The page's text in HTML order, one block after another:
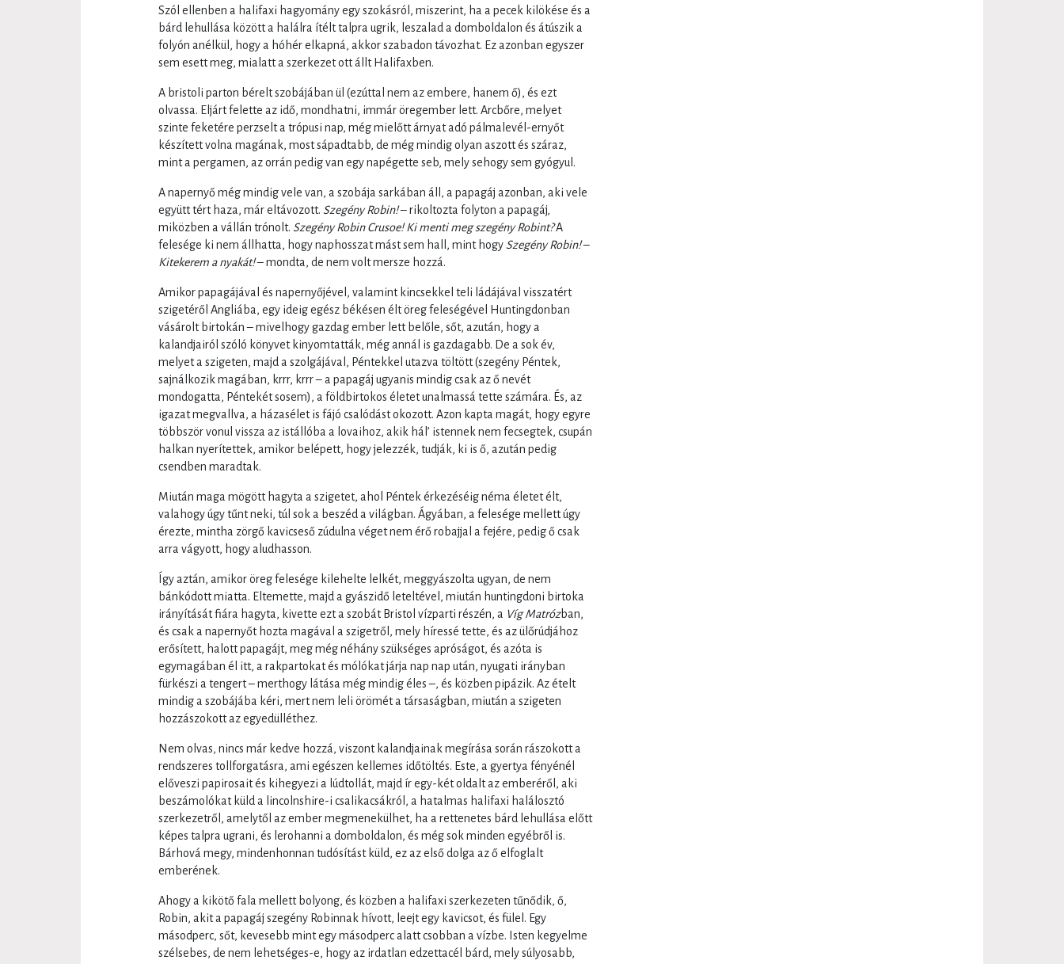
Szól ellenben a halifaxi hagyomány egy szokásról, miszerint, ha a pecek kilökése és a
bárd lehullása között a halálra ítélt talpra ugrik, leszalad a domboldalon és átúszik a
folyón anélkül, hogy a hóhér elkapná, akkor szabadon távozhat. Ez azonban egyszer
sem esett meg, mialatt a szerkezet ott állt Halifaxben.
A bristoli parton bérelt szobájában ül (ezúttal nem az embere, hanem ő), és ezt
olvassa. Eljárt felette az idő, mondhatni, immár öregember lett. Arcbőre, melyet
szinte feketére perzselt a trópusi nap, még mielőtt árnyat adó pálmalevél-ernyőt
készített volna magának, most sápadtabb, de még mindig olyan aszott és száraz,
mint a pergamen, az orrán pedig van egy napégette seb, mely sehogy sem gyógyul.
A napernyő még mindig vele van, a szobája sarkában áll, a papagáj azonban, aki vele
együtt tért haza, már eltávozott. Szegény Robin!– rikoltozta folyton a papagáj,
miközben a vállán trónolt. Szegény Robin Crusoe! Ki menti meg szegény Robint?A
felesége ki nem állhatta, hogy naphosszat mást sem hall, mint hogy Szegény Robin!–
Kitekerem a nyakát!– mondta, de nem volt mersze hozzá.
Amikor papagájával és napernyőjével, valamint kincsekkel teli ládájával visszatért
szigetéről Angliába, egy ideig egész békésen élt öreg feleségével Huntingdonban
vásárolt birtokán – mivelhogy gazdag ember lett belőle, sőt, azután, hogy a
kalandjairól szóló könyvet kinyomtatták, még annál is gazdagabb. De a sok év,
melyet a szigeten, majd a szolgájával, Péntekkel utazva töltött (szegény Péntek,
sajnálkozik magában, krrr, krrr – a papagáj ugyanis mindig csak az ő nevét
mondogatta, Péntekét sosem), a földbirtokos életet unalmassá tette számára. És, az
igazat megvallva, a házasélet is fájó csalódást okozott. Azon kapta magát, hogy egyre
többször vonul vissza az istállóba a lovaihoz, akik hál’ istennek nem fecsegtek, csupán
halkan nyerítettek, amikor belépett, hogy jelezzék, tudják, ki is ő, azután pedig
csendben maradtak.
Miután maga mögött hagyta a szigetet, ahol Péntek érkezéséig néma életet élt,
valahogy úgy tűnt neki, túl sok a beszéd a világban. Ágyában, a felesége mellett úgy
érezte, mintha zörgő kavicseső zúdulna véget nem érő robajjal a fejére, pedig ő csak
arra vágyott, hogy aludhasson.
Így aztán, amikor öreg felesége kilehelte lelkét, meggyászolta ugyan, de nem
bánkódott miatta. Eltemette, majd a gyászidő leteltével, miután huntingdoni birtoka
irányítását fiára hagyta, kivette ezt a szobát Bristol vízparti részén, a Víg Matrózban,
és csak a napernyőt hozta magával a szigetről, mely híressé tette, és az ülőrúdjához
erősített, halott papagájt, meg még néhány szükséges apróságot, és azóta is
egymagában él itt, a rakpartokat és mólókat járja nap nap után, nyugati irányban
fürkészi a tengert – merthogy látása még mindig éles –, és közben pipázik. Az ételt
mindig a szobájába kéri, mert nem leli örömét a társaságban, miután a szigeten
hozzászokott az egyedülléthez.
Nem olvas, nincs már kedve hozzá, viszont kalandjainak megírása során rászokott a
rendszeres tollforgatásra, ami egészen kellemes időtöltés. Este, a gyertya fényénél
előveszi papirosait és kihegyezi a lúdtollát, majd ír egy-két oldalt az emberéről, aki
beszámolókat küld a lincolnshire-i csalikacsákról, a hatalmas halifaxi halálosztó
szerkezetről, amelytől az ember megmenekülhet, ha a rettenetes bárd lehullása előtt
képes talpra ugrani, és lerohanni a domboldalon, és még sok minden egyébről is.
Bárhová megy, mindenhonnan tudósítást küld, ez az első dolga az ő elfoglalt
emberének.
Ahogy a kikötő fala mellett bolyong, és közben a halifaxi szerkezeten tűnődik, ő,
Robin, akit a papagáj szegény Robinnak hívott, leejt egy kavicsot, és fülel. Egy
másodperc, sőt, kevesebb mint egy másodperc alatt csobban a vízbe. Isten kegyelme
szélsebes, de nem lehetséges-e, hogy az irdatlan edzettacél bárd, mely súlyosabb,